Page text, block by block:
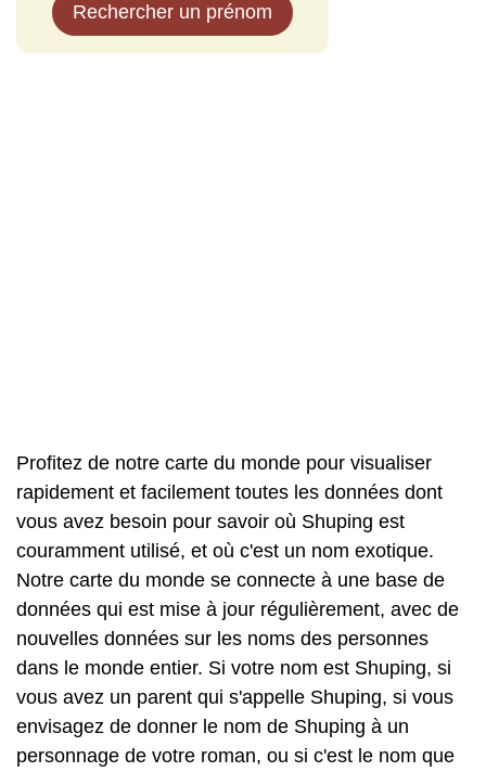
Rechercher un prénom
Profitez de notre carte du monde pour visualiser
rapidement et facilement toutes les données dont
vous avez besoin pour savoir où Shuping est
couramment utilisé, et où c'est un nom exotique.
Notre carte du monde se connecte à une base de
données qui est mise à jour régulièrement, avec de
nouvelles données sur les noms des personnes
dans le monde entier. Si votre nom est Shuping, si
vous avez un parent qui s'appelle Shuping, si vous
envisagez de donner le nom de Shuping à un
personnage de votre roman, ou si c'est le nom que